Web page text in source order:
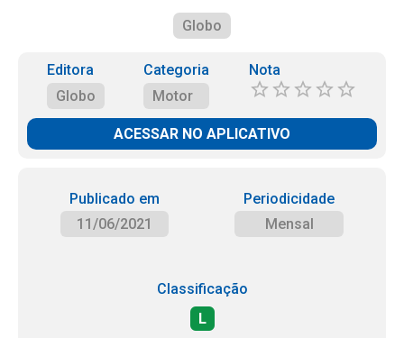
Globo
Editora
Globo
Categoria
Motor
Nota
ACESSAR NO APLICATIVO
Publicado em
11/06/2021
Periodicidade
Mensal
Classificação
L